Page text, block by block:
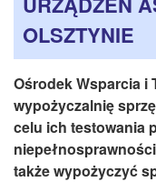
OLSZTYNIE
Ośrodek Wsparcia i
wypożyczalnię
celu ich testowania
także wypożyczyć